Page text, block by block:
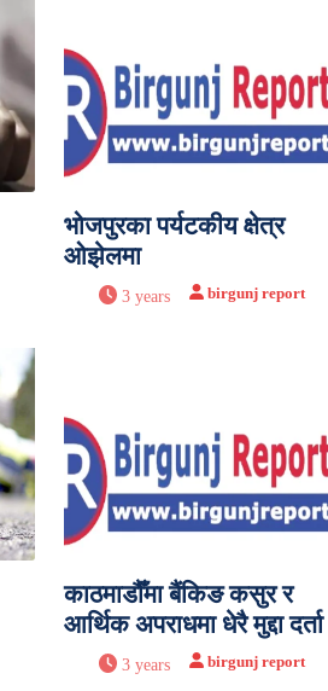
भोजपुरका पर्यटकीय क्षेत्र
ओझेलमा
3 years birgunj report
काठमाडौँमा बैंकिङ कसुर र
आर्थिक अपराधमा धेरै मुद्दा दर्ता
3 years birgunj report